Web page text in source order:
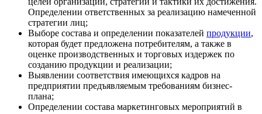
Определении ответственных за реализацию намеченной
стратегии лиц;
Выборе состава и определении показателей продукции,
которая будет предложена потребителям, а также в
оценке производственных и торговых издержек по
созданию продукции и реализации;
Выявлении соответствия имеющихся кадров на
предприятии предъявляемым требованиям бизнес-
плана;
Определении состава маркетинговых мероприятий в